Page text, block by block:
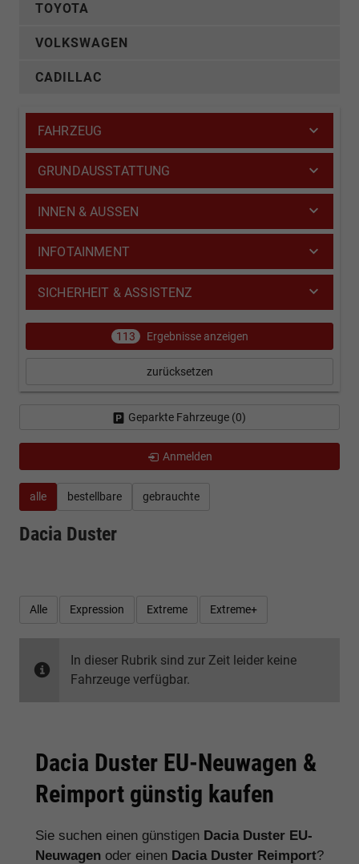
alle bestellbare gebrauchte
Dacia Duster
Alle Expression Extreme Extreme+
In dieser Rubrik sind zur Zeit leider keine
Fahrzeuge verfügbar.
Dacia Duster EU-Neuwagen &
Reimport günstig kaufen
Sie suchen einen günstigen Dacia Duster EU-
Neuwagen oder einen Dacia Duster Reimport?
TOYOTA
VOLKSWAGEN
CADILLAC
FAHRZEUG
GRUNDAUSSTATTUNG
INNEN & AUSSEN
INFOTAINMENT
SICHERHEIT & ASSISTENZ
113 Ergebnisse anzeigen
zurücksetzen
Geparkte Fahrzeuge (0)
Anmelden